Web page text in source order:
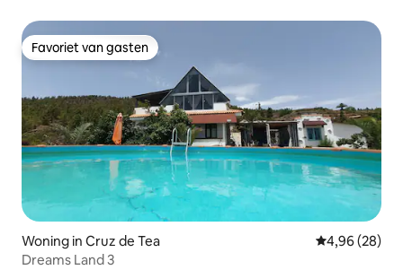
Favoriet van gasten
Favoriet van gasten
Woning in Cruz de Tea Gemiddelde
4,96 (28)
Dreams Land 3